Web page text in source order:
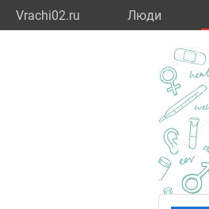
Vrachi02.ru Люди